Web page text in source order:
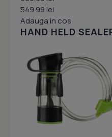
549.99 lei
Adauga in cos
HAND HELD